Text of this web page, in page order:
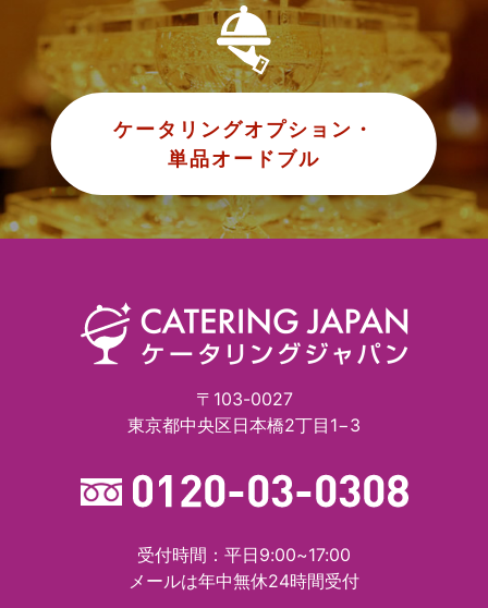
ケータリングオプション・
単品オードブル
〒103-0027
東京都中央区日本橋2丁目1−3
受付時間：平日9:00~17:00
メールは年中無休24時間受付